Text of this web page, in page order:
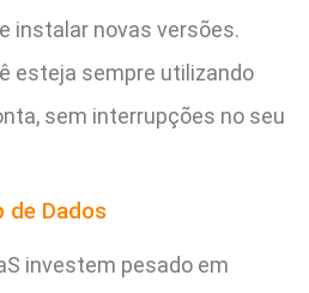
instalar novas versões.
esteja sempre utilizando
sem interrupções no seu
de Dados
investem pesado em